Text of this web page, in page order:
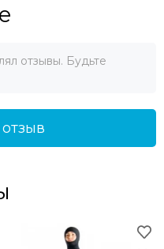
отзывы. Будьте